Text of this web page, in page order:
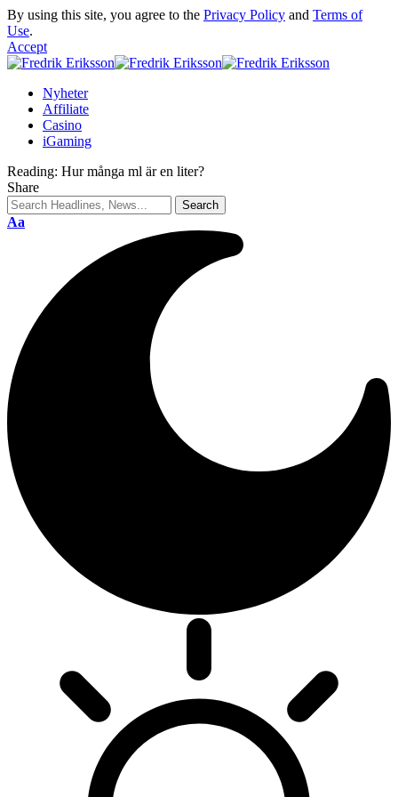
By using this site, you agree to the Privacy Policy and Terms of
Use.
Accept
Nyheter
Affiliate
Casino
iGaming
Reading: Hur många ml är en liter?
Share
Aa